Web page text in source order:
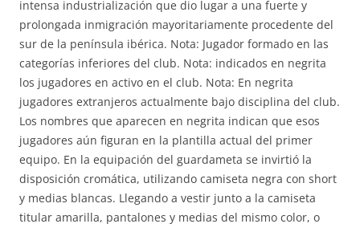
intensa industrialización que dio lugar a una fuerte y
prolongada inmigración mayoritariamente procedente del
sur de la península ibérica. Nota: Jugador formado en las
categorías inferiores del club. Nota: indicados en negrita
los jugadores en activo en el club. Nota: En negrita
jugadores extranjeros actualmente bajo disciplina del club.
Los nombres que aparecen en negrita indican que esos
jugadores aún figuran en la plantilla actual del primer
equipo. En la equipación del guardameta se invirtió la
disposición cromática, utilizando camiseta negra con short
y medias blancas. Llegando a vestir junto a la camiseta
titular amarilla, pantalones y medias del mismo color, o